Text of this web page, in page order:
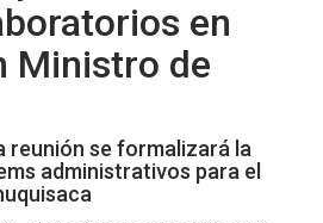
en
Ministro de
reunión se formalizará la
administrativos para el